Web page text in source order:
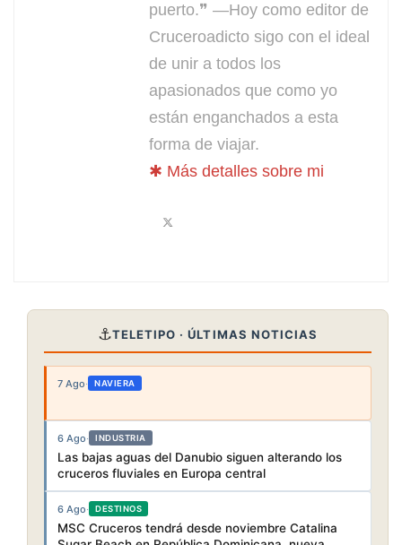
puerto.❞ —Hoy como editor de
Cruceroadicto sigo con el ideal
de unir a todos los
apasionados que como yo
están enganchados a esta
forma de viajar.
✱ Más detalles sobre mi
⚓TELETIPO · ÚLTIMAS NOTICIAS
7 Ago· NAVIERA
6 Ago· INDUSTRIA
Las bajas aguas del Danubio siguen alterando los
cruceros fluviales en Europa central
6 Ago· DESTINOS
MSC Cruceros tendrá desde noviembre Catalina